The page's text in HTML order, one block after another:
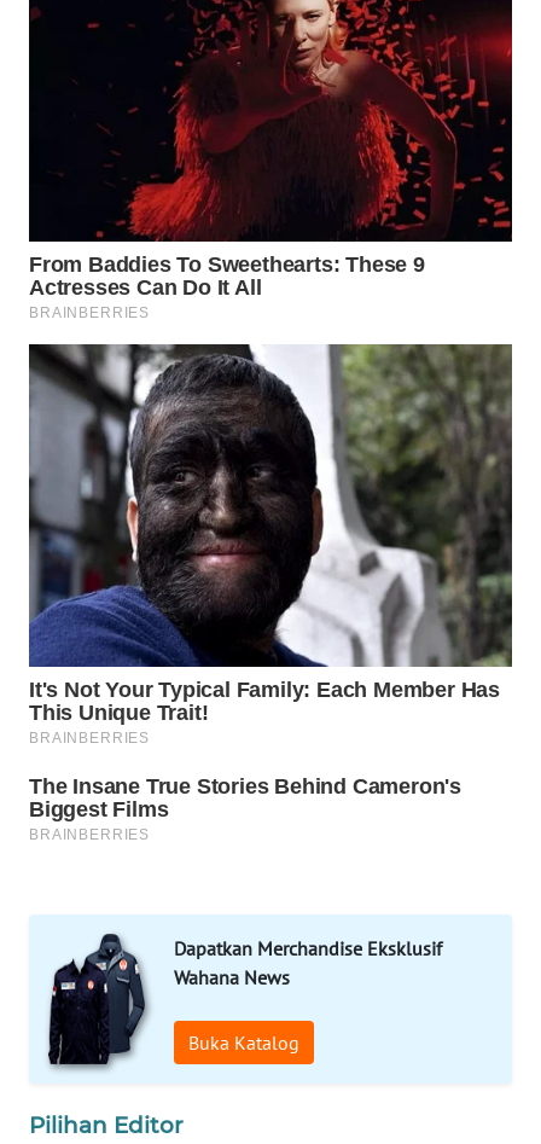
Dapatkan Merchandise Eksklusif
Wahana News
Buka Katalog
Pilihan Editor
WAHANA
HEALTH
DESA
WISATA
LAPAK
WAHANA
Wahana
KONSUMEN
MASYARAKAT
KELISTRIKAN
WALINKI
ID
ID
WATCH
MKLI